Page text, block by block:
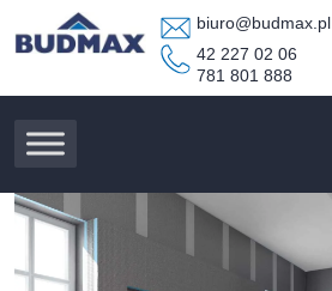
biuro@budmax.pl
42 227 02 06
781 801 888